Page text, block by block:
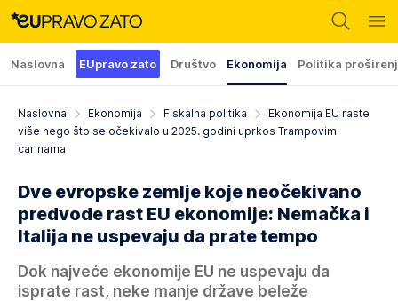
Naslovna EUpravo zato Društvo Ekonomija Politika
Naslovna Ekonomija Fiskalna politika
Ekonomija EU raste
više nego što se očekivalo u 2025. godini uprkos Trampovim
carinama
Dve evropske zemlje koje neočekivano
predvode rast EU ekonomije: Nemačka i
Italija ne uspevaju da prate tempo
Dok najveće ekonomije EU ne uspevaju da
isprate rast, neke manje države beleže